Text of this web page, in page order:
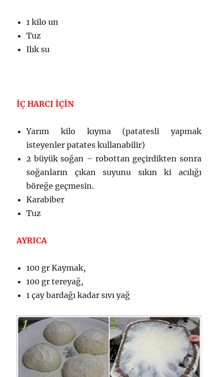
1 kilo un
Tuz
Ilık su
İÇ HARCI İÇİN
Yarım kilo kıyma (patatesli yapmak
isteyenler patates kullanabilir)
2 büyük soğan – robottan geçirdikten sonra
soğanların çıkan suyunu sıkın ki acılığı
böreğe geçmesin.
Karabiber
Tuz
AYRICA
100 gr Kaymak,
100 gr tereyağ,
1 çay bardağı kadar sıvı yağ